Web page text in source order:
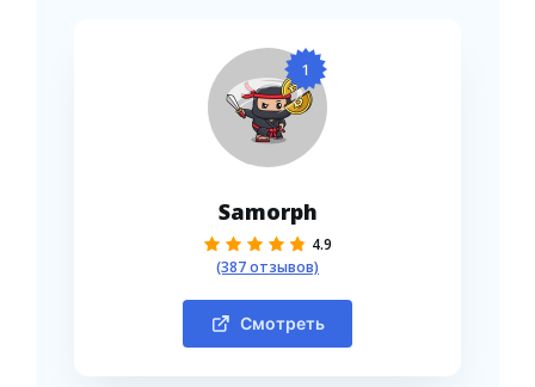
1
Samorph
4.9
(387 отзывов)
Смотреть